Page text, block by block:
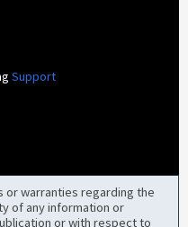
Support
warranties regarding the
of any information or
or with respect to